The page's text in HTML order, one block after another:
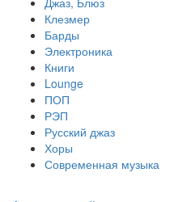
Клезмер
Барды
Электроника
Книги
Lounge
ПОП
РЭП
Русский джаз
Хоры
Современная музыка